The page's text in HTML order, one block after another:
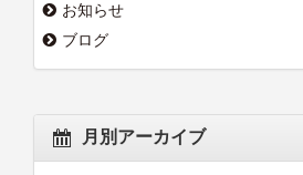
お知らせ
ブログ
月別アーカイブ